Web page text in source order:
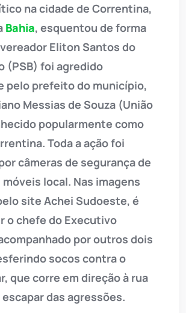
na cidade de Correntina,
Bahia, esquentou de forma
Eliton Santos do
(PSB) foi agredido
pelo prefeito do município,
Messias de Souza (União
popularmente como
Toda a ação foi
câmeras de segurança de
móveis local. Nas imagens
site Achei Sudoeste, é
o chefe do Executivo
por outros dois
socos contra o
que corre em direção à rua
das agressões.